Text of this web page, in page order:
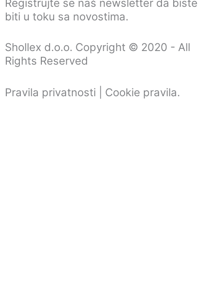
Registrujte se naš newsletter da biste
biti u toku sa novostima.
Shollex d.o.o. Copyright © 2020 - All
Rights Reserved
Pravila privatnosti | Cookie pravila.